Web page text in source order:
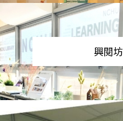
興閱坊